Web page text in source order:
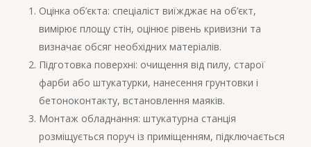
Оцінка об’єкта: спеціаліст виїжджає на об’єкт,
вимірює площу стін, оцінює рівень кривизни та
визначає обсяг необхідних матеріалів.
Підготовка поверхні: очищення від пилу, старої
фарби або штукатурки, нанесення грунтовки і
бетоноконтакту, встановлення маяків.
Монтаж обладнання: штукатурна станція
розміщується поруч із приміщенням, підключається